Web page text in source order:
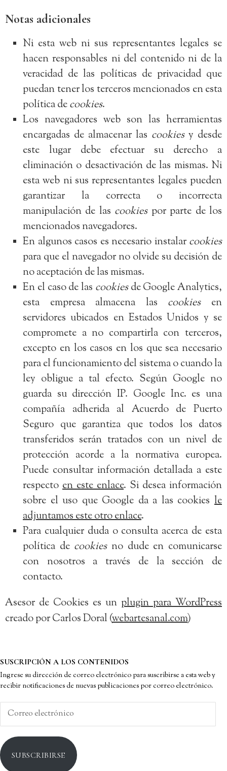
Notas adicionales
Ni esta web ni sus representantes legales se
hacen responsables ni del contenido ni de la
veracidad de las políticas de privacidad que
puedan tener los terceros mencionados en esta
política decookies.
Los navegadores web son las herramientas
encargadas de almacenar las cookiesy desde
este lugar debe efectuar su derecho a
eliminación o desactivación de las mismas. Ni
esta web ni sus representantes legales pueden
garantizar la correcta o incorrecta
manipulación de las cookiespor parte de los
mencionados navegadores.
En algunos casos es necesario instalar cookies
para que el navegador no olvide su decisión de
no aceptación de las mismas.
En el caso de las cookiesde Google Analytics,
esta empresa almacena las cookiesen
servidores ubicados en Estados Unidos y se
compromete a no compartirla con terceros,
excepto en los casos en los que sea necesario
para el funcionamiento del sistema o cuando la
ley obligue a tal efecto. Según Google no
guarda su dirección IP. Google Inc. es una
compañía adherida al Acuerdo de Puerto
Seguro que garantiza que todos los datos
transferidos serán tratados con un nivel de
protección acorde a la normativa europea.
Puede consultar información detallada a este
respecto en este enlace. Si desea información
sobre el uso que Google da a las cookies le
adjuntamos este otro enlace.
Para cualquier duda o consulta acerca de esta
política de cookiesno dude en comunicarse
con nosotros a través de la sección de
contacto.
Asesor de Cookies es un plugin para WordPress
creado por Carlos Doral (webartesanal.com)
SUSCRIPCIÓN A LOS CONTENIDOS
Ingrese su dirección de correo electrónico para suscribirse a esta web y
recibir notificaciones de nuevas publicaciones por correo electrónico.
electrónico
SUBSCRIBIRSE